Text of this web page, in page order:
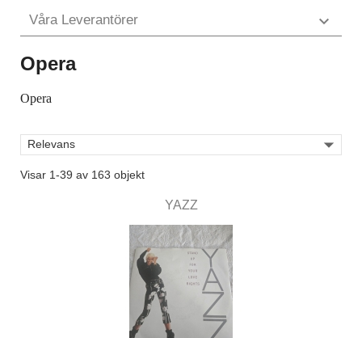
Våra Leverantörer 
Opera
Opera
Relevans 
Visar 1-39 av 163 objekt
YAZZ